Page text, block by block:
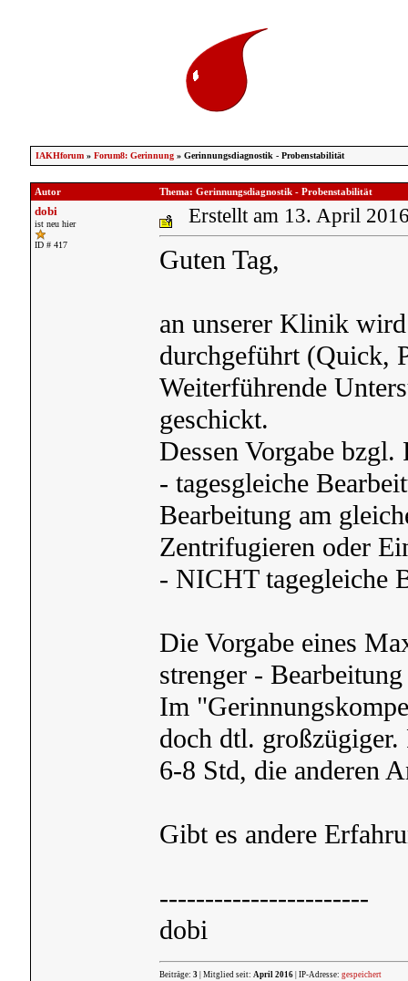
IAKHforum» Forum8: Gerinnung» Gerinnungsdiagnostik - Probenstabilität
Autor Thema: Gerinnungsdiagnostik - Probenstabilität
dobi
ist neu hier
ID # 417
Erstellt am 13. April
Guten Tag,
an unserer Klinik
durchgeführt (Quick,
Weiterführende
geschickt.
Dessen Vorgabe
- tagesgleiche
Bearbeitung am
Zentrifugieren oder
- NICHT tagegleiche
Die Vorgabe eines
strenger -
Im
doch dtl.
6-8 Std, die anderen
Gibt es andere
-----------------------
dobi
Beiträge: 3| Mitglied seit: April 2016| IP-Adresse: gespeichert